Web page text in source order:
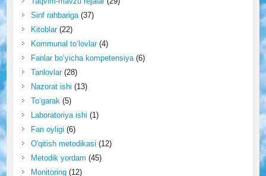
Sinf rahbariga(37)
Kitoblar(22)
Kommunal to‘lovlar(4)
Fanlar bo‘yicha kompetensiya(6)
Tanlovlar(28)
Nazorat ishi (13)
To‘garak(5)
Laboratoriya ishi (1)
Fan oyligi (6)
O'qitish metodikasi (12)
Metodik yordam (45)
Monitoring(12)